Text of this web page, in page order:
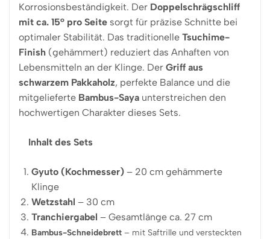
Korrosionsbeständigkeit. Der Doppelschrägschliff
mit ca. 15° pro Seite sorgt für präzise Schnitte bei
optimaler Stabilität. Das traditionelle Tsuchime-
Finish (gehämmert) reduziert das Anhaften von
Lebensmitteln an der Klinge. Der Griff aus
schwarzem Pakkaholz, perfekte Balance und die
mitgelieferte Bambus-Saya unterstreichen den
hochwertigen Charakter dieses Sets.
Inhalt des Sets
Gyuto (Kochmesser)– 20 cm gehämmerte
Klinge
Wetzstahl – 30 cm
Tranchiergabel – Gesamtlänge ca. 27 cm
Bambus-Schneidebrett– mit Saftrille und versteckten